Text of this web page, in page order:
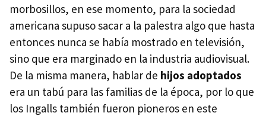
morbosillos, en ese momento, para la sociedad
americana supuso sacar a la palestra algo que hasta
entonces nunca se había mostrado en televisión,
sino que era marginado en la industria audiovisual.
De la misma manera, hablar de hijos adoptados
era un tabú para las familias de la época, por lo que
los Ingalls también fueron pioneros en este